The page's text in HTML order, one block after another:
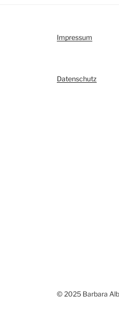
Impressum
Datenschutz
© 2025 Barbara